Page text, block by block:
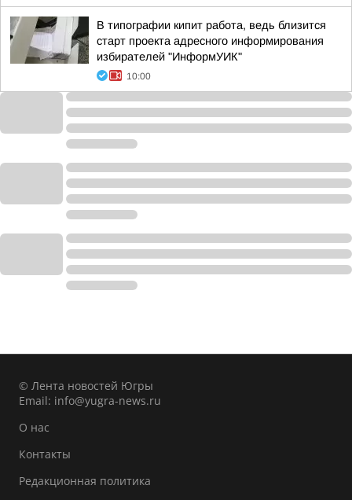
В типографии кипит работа, ведь близится
старт проекта адресного информирования
избирателей "ИнформУИК"
10:00
© Лента новостей Югры
Email: info@yugra-news.ru
О нас
Контакты
Редакционная политика